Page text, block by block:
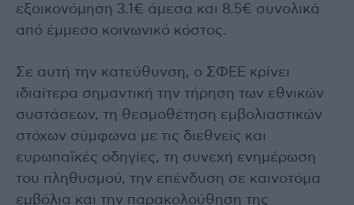
εξοικονόμηση 3.1€ άμεσα και 8.5€ συνολικά
από έμμεσο κοινωνικό κόστος.
Σε αυτή την κατεύθυνση, ο ΣΦΕΕ κρίνει
ιδιαίτερα σημαντική την τήρηση των εθνικών
συστάσεων, τη θεσμοθέτηση εμβολιαστικών
στόχων σύμφωνα με τις διεθνείς και
ευρωπαϊκές οδηγίες, τη συνεχή ενημέρωση
του πληθυσμού, την επένδυση σε καινοτόμα
εμβόλια και την παρακολούθηση της